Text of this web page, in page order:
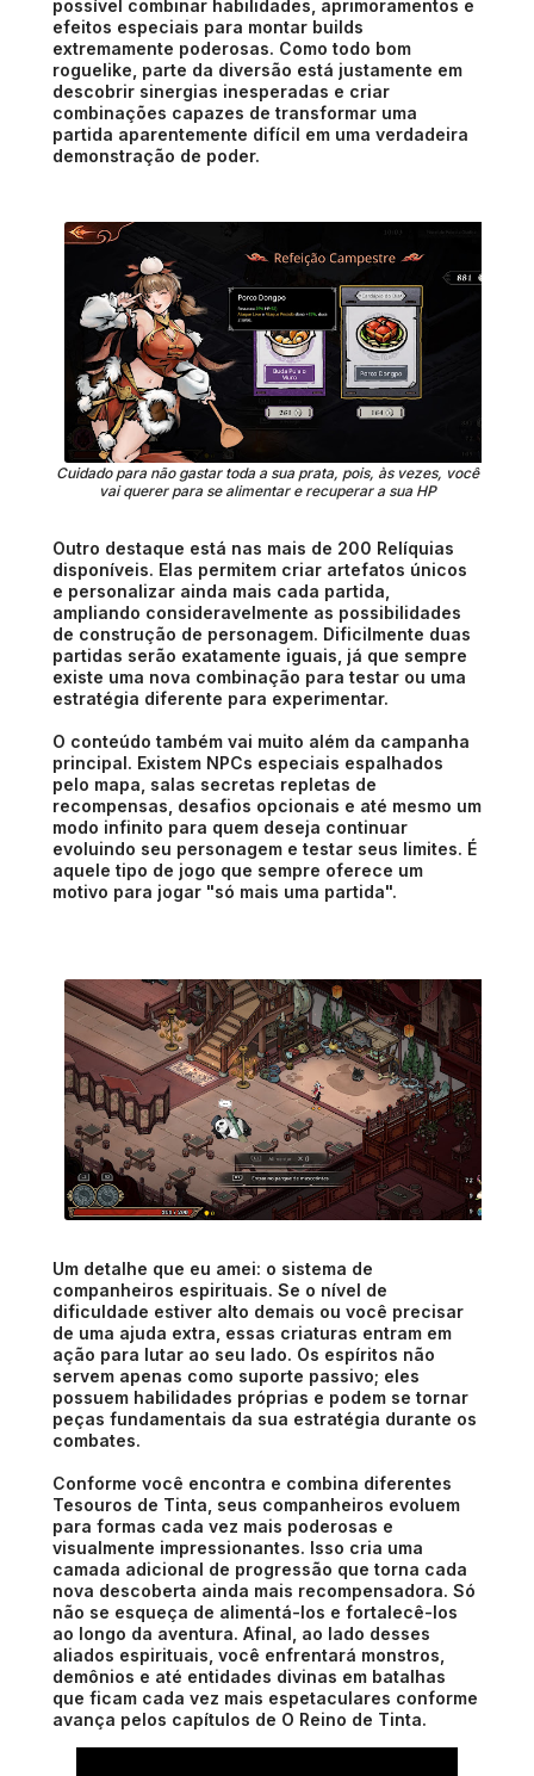
possível combinar habilidades, aprimoramentos e
efeitos especiais para montar builds
extremamente poderosas. Como todo bom
roguelike, parte da diversão está justamente em
descobrir sinergias inesperadas e criar
combinações capazes de transformar uma
partida aparentemente difícil em uma verdadeira
demonstração de poder.
Cuidado para não gastar toda a sua prata, pois, às vezes, você
vai querer para se alimentar e recuperar a sua HP
Outro destaque está nas mais de 200 Relíquias
disponíveis. Elas permitem criar artefatos únicos
e personalizar ainda mais cada partida,
ampliando consideravelmente as possibilidades
de construção de personagem. Dificilmente duas
partidas serão exatamente iguais, já que sempre
existe uma nova combinação para testar ou uma
estratégia diferente para experimentar.
O conteúdo também vai muito além da campanha
principal. Existem NPCs especiais espalhados
pelo mapa, salas secretas repletas de
recompensas, desafios opcionais e até mesmo um
modo infinito para quem deseja continuar
evoluindo seu personagem e testar seus limites. É
aquele tipo de jogo que sempre oferece um
motivo para jogar "só mais uma partida".
Um detalhe que eu amei: o sistema de
companheiros espirituais. Se o nível de
dificuldade estiver alto demais ou você precisar
de uma ajuda extra, essas criaturas entram em
ação para lutar ao seu lado. Os espíritos não
servem apenas como suporte passivo; eles
possuem habilidades próprias e podem se tornar
peças fundamentais da sua estratégia durante os
combates.
Conforme você encontra e combina diferentes
Tesouros de Tinta, seus companheiros evoluem
para formas cada vez mais poderosas e
visualmente impressionantes. Isso cria uma
camada adicional de progressão que torna cada
nova descoberta ainda mais recompensadora. Só
não se esqueça de alimentá-los e fortalecê-los
ao longo da aventura. Afinal, ao lado desses
aliados espirituais, você enfrentará monstros,
demônios e até entidades divinas em batalhas
que ficam cada vez mais espetaculares conforme
avança pelos capítulos de O Reino de Tinta.